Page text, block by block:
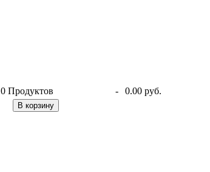
0 Продуктов - 0.00 руб.
В корзину